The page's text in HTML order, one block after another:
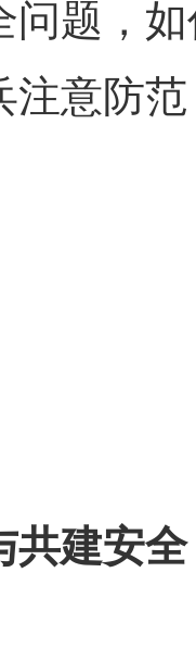
问题，
注意防
共建安全